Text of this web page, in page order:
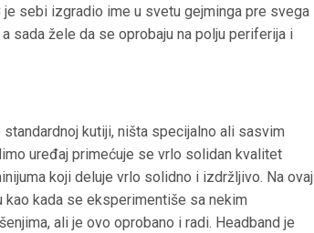
sebi izgradio ime u svetu gejminga pre svega
sada žele da se oprobaju na polju periferija i
kutiji, ništa specijalno ali sasvim
uređaj primećuje se vrlo solidan kvalitet
koji deluje vrlo solidno i izdržljivo. Na ovaj
kao kada se eksperimentiše sa nekim
ali je ovo oprobano i radi. Headband je